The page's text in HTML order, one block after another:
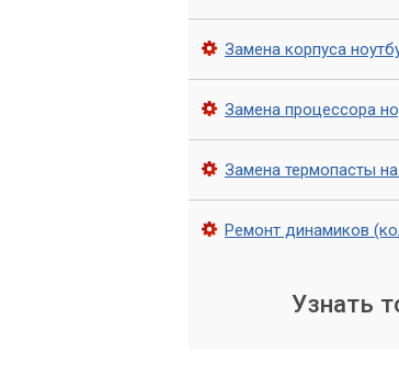
Замена корпуса
Замена процессора
Замена термопасты
Ремонт динамиков
Узнать